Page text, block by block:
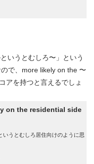
いうとむしろ〜」という
で、more likely on the 〜
アを持つと言えるでしょ
on the residential side
うとむしろ居住向けのように思